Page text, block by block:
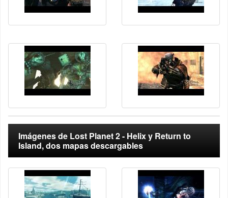
Imágenes de Lost Planet 2 - Helix y Return to
Island, dos mapas descargables